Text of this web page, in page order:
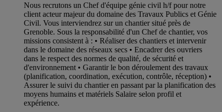
Nous recrutons un Chef d'équipe génie civil h/f pour notre
client acteur majeur du domaine des Travaux Publics et Génie
Civil. Vous interviendrez sur un chantier situé près de
Grenoble. Sous la responsabilité d'un Chef de chantier, vos
missions consistent à : • Réaliser des chantiers et intervenir
dans le domaine des réseaux secs • Encadrer des ouvriers
dans le respect des normes de qualité, de sécurité et
d'environnement • Garantir le bon déroulement des travaux
(planification, coordination, exécution, contrôle, réception) •
Assurer le suivi du chantier en passant par la planification des
moyens humains et matériels Salaire selon profil et
expérience.